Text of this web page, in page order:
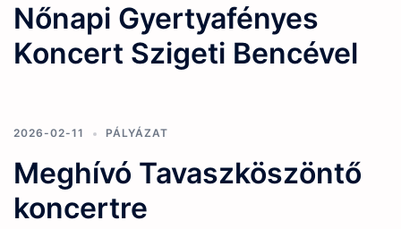
Nőnapi Gyertyafényes
Koncert Szigeti Bencével
2026-02-11 PÁLYÁZAT
Meghívó Tavaszköszöntő
koncertre